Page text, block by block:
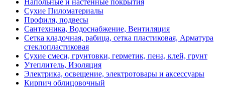
Сухие Пиломатериалы
Профиля, подвесы
Сантехника, Водоснабжение, Вентиляция
Сетка кладочная, рабица, сетка пластиковая, Арматура
стеклопластиковая
Сухие смеси, грунтовки, герметик, пена, клей, грунт
Утеплитель, Изоляция
Электрика, освещение, электротовары и аксессуары
Кирпич облицовочный